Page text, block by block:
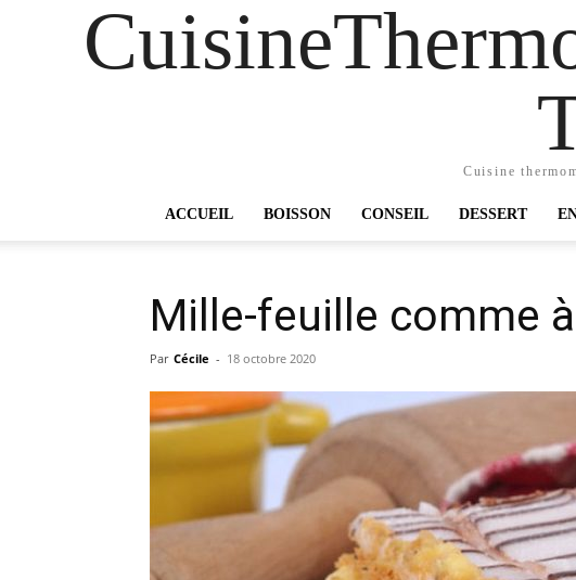
Cuisine
ACCUEIL BOISSON CONSEIL DESSERT
Mille-feuille comme
Par Cécile - 18 octobre 2020